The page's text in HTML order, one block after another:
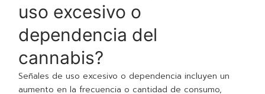
uso excesivo o
dependencia del
cannabis?
Señales de uso excesivo o dependencia incluyen un
aumento en la frecuencia o cantidad de consumo,